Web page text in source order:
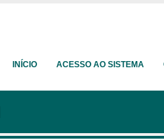
INÍCIO ACESSO AO SISTEMA